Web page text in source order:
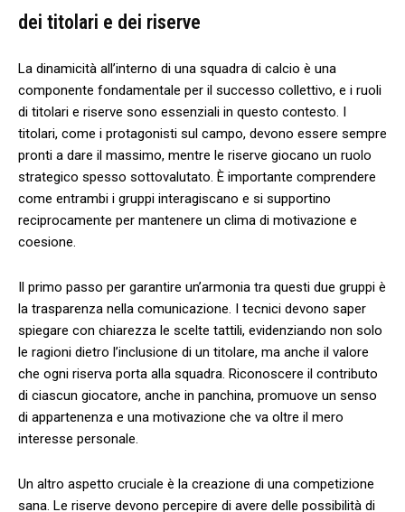
dei titolari e ‌dei riserve
La dinamicità all’interno​ di una ​squadra di calcio è una
⁢componente fondamentale per il successo collettivo, e i ruoli⁣
di titolari‍ e riserve sono ‍essenziali in questo ⁢contesto. I
titolari, come i protagonisti sul campo,⁣ devono essere ​sempre
pronti a‍ dare il‍ massimo, mentre ⁢le riserve‍ giocano⁣ un​ ruolo
strategico spesso sottovalutato.⁣ È importante comprendere
come​ entrambi i gruppi interagiscano e si⁤ supportino
reciprocamente per mantenere‍ un clima di motivazione e
coesione.
Il primo passo‍ per garantire un’armonia tra questi due gruppi è
la trasparenza⁣ nella comunicazione. I tecnici devono saper
spiegare⁤ con chiarezza le scelte tattili, evidenziando non solo
le ragioni dietro l’inclusione di un titolare, ma anche​ il​ valore
che ogni riserva porta ⁣alla squadra. ​Riconoscere il contributo
di ciascun giocatore, anche in panchina, promuove un senso ​
di appartenenza e ⁢una motivazione che va​ oltre il mero
interesse personale.
Un altro aspetto cruciale⁢ è ⁢la creazione di ⁢una​ competizione⁣
sana. ⁣Le⁢ riserve devono percepire di ⁢avere delle possibilità di